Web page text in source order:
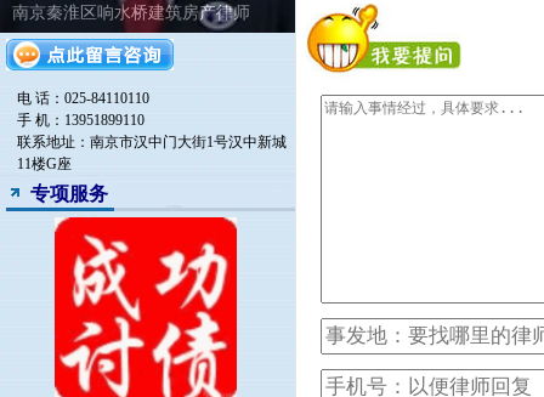
南京秦淮区响水桥建筑房产律师
电 话：025-84110110
手 机：13951899110
联系地址：南京市汉中门大街1号汉中新城
11楼G座
专项服务